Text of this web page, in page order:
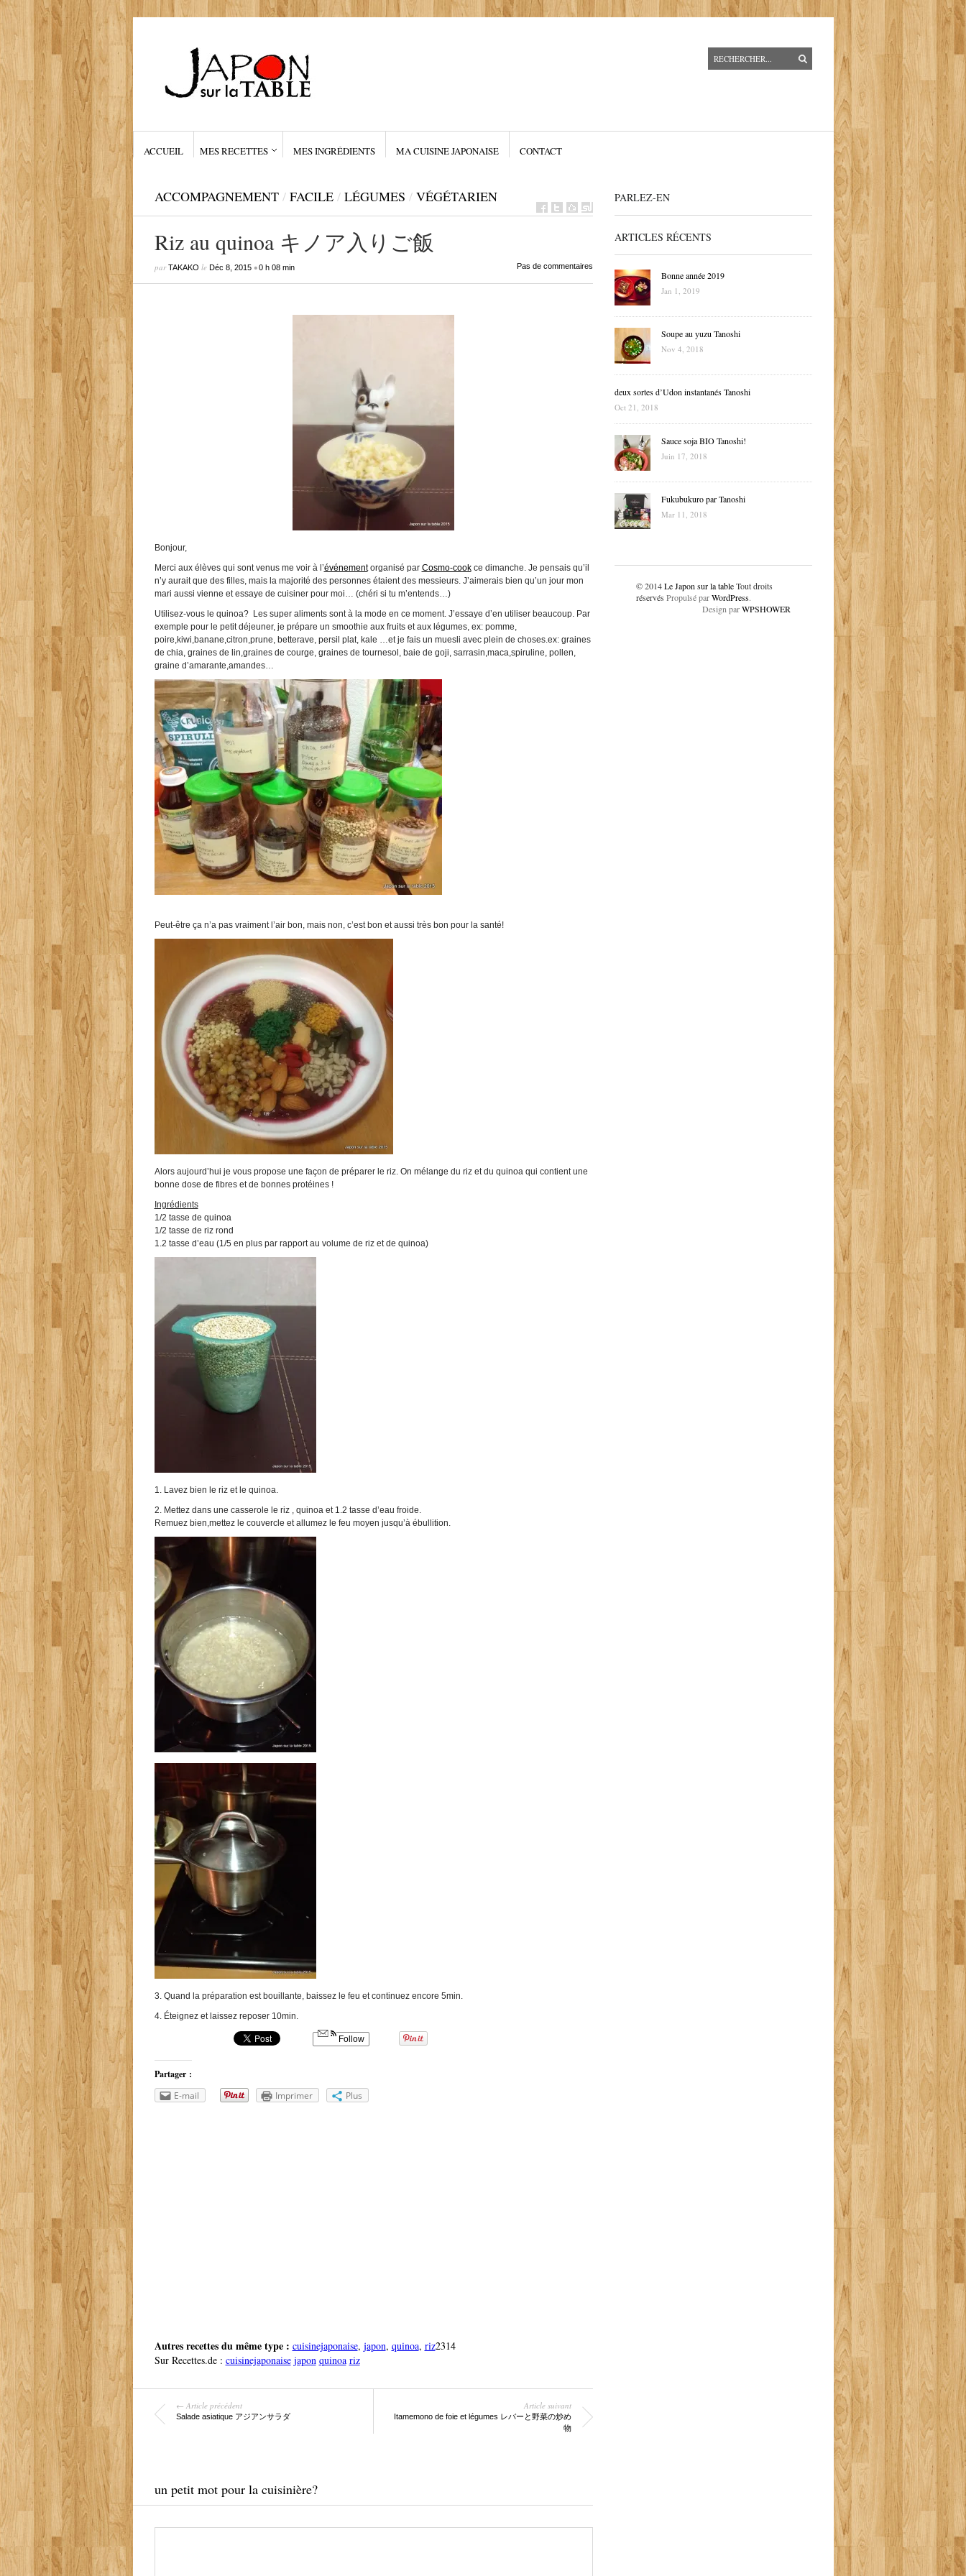
ACCUEIL MES RECETTES MES INGRÉDIENTS MA CUISINE JAPONAISE CONTACT
ACCOMPAGNEMENT / FACILE / LÉGUMES / VÉGÉTARIEN
Riz au quinoa キノア入りご飯
parTAKAKO le Déc 8, 2015•0 h 08 min Pas de commentaires
Bonjour,
Merci aux élèves qui sont venus me voir à l’événementorganisé par Cosmo-cookce dimanche. Je pensais qu’il
n’y aurait que des filles, mais la majorité des personnes étaient des messieurs. J’aimerais bien qu’un jour mon
mari aussi vienne et essaye de cuisiner pour moi… (chéri si tu m’entends…)
Utilisez-vous le quinoa? Les super aliments sont à la mode en ce moment. J’essaye d’en utiliser beaucoup. Par
exemple pour le petit déjeuner, je prépare un smoothie aux fruits et aux légumes, ex: pomme,
poire,kiwi,banane,citron,prune, betterave, persil plat, kale …et je fais un muesli avec plein de choses.ex: graines
de chia, graines de lin,graines de courge, graines de tournesol, baie de goji, sarrasin,maca,spiruline, pollen,
graine d’amarante,amandes…
Peut-être ça n’a pas vraiment l’air bon, mais non, c’est bon et aussi très bon pour la santé!
Alors aujourd’hui je vous propose une façon de préparer le riz. On mélange du riz et du quinoaqui contient une
bonne dose de fibres et de bonnes protéines !
Ingrédients
1/2 tasse de quinoa
1/2 tasse de riz rond
1.2 tasse d’eau (1/5 en plus par rapport au volume de riz et de quinoa)
1. Lavez bien le riz et le quinoa.
2. Mettez dans une casserole le riz , quinoaet 1.2 tasse d’eau froide.
Remuez bien,mettez le couvercle et allumez le feu moyen jusqu’à ébullition.
3. Quand la préparation est bouillante, baissez le feu et continuez encore 5min.
4. Éteignez et laissez reposer 10min.
Follow
Partager :
E-mail
Imprimer Plus
Autres recettes du même type : cuisinejaponaise, japon, quinoa, riz2314
Sur Recettes.de : cuisinejaponaise japon quinoa riz
← Article précédent
Salade asiatique アジアンサラダ
Article suivant
Itamemono de foie et légumes レバーと野菜の炒め
物
un petit mot pour la cuisinière?
PARLEZ-EN
ARTICLES RÉCENTS
Bonne année 2019
Jan 1, 2019
Soupe au yuzu Tanoshi
Nov 4, 2018
deux sortes d’Udon instantanés Tanoshi
Oct 21, 2018
Sauce soja BIO Tanoshi!
Juin 17, 2018
Fukubukuro par Tanoshi
Mar 11, 2018
© 2014Le Japon sur la tableTout droits
réservés Propulsé parWordPress.
Design parWPSHOWER